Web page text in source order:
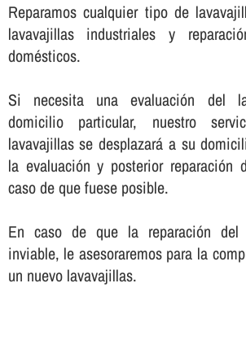
Reparamos cualquier tipo de
lavavajillas industriales y
domésticos.
Si necesita una evaluación del
domicilio particular, nuestro
lavavajillas se desplazará a su
la evaluación y posterior reparación
caso de que fuese posible.
En caso de que la reparación del
inviable, le asesoraremos para la
un nuevo lavavajillas.